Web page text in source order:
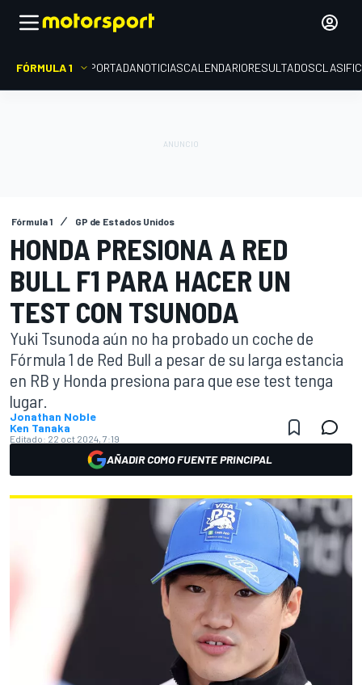
FÓRMULA 1 PORTADANOTICIASCALENDARIORESULTADOS
Fórmula 1 GP de Estados Unidos
HONDA PRESIONA A RED
BULL F1 PARA HACER UN
TEST CON TSUNODA
Yuki Tsunoda aún no ha probado un coche de
Fórmula 1 de Red Bull a pesar de su larga estancia
en RB y Honda presiona para que ese test tenga
lugar.
Jonathan Noble
Ken Tanaka
Editado: 22 oct 2024, 7:19
AÑADIR COMO FUENTE PRINCIPAL